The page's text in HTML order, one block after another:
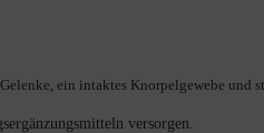
ein intaktes Knorpelgewebe und
versorgen.